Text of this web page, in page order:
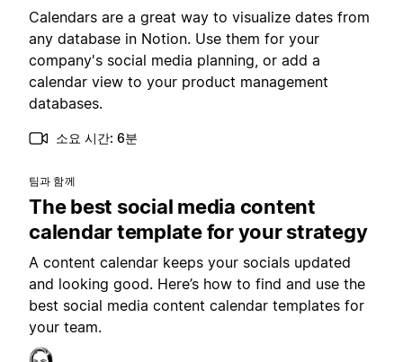
Calendars are a great way to visualize dates from
any database in Notion. Use them for your
company's social media planning, or add a
calendar view to your product management
databases.
소요 시간: 6분
팀과 함께
The best social media content
calendar template for your strategy
A content calendar keeps your socials updated
and looking good. Here’s how to find and use the
best social media content calendar templates for
your team.